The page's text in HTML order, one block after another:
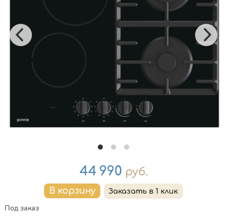
Цена
44 990 руб.
Под заказ